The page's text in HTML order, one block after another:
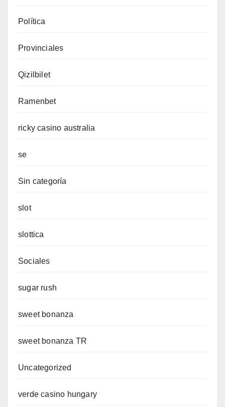
Política
Provinciales
Qizilbilet
Ramenbet
ricky casino australia
se
Sin categoría
slot
slottica
Sociales
sugar rush
sweet bonanza
sweet bonanza TR
Uncategorized
verde casino hungary